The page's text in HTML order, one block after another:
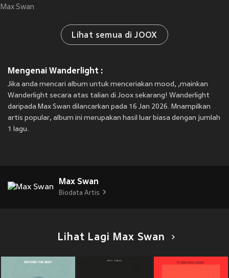
Max Swan
Lihat semua di JOOX
Mengenai Wanderlight :
Jika anda mencari album untuk menceriakan mood, ,mainkan
Wanderlight secara atas talian di Joox sekarang! Wanderlight
daripada Max Swan dilancarkan pada 16 Jan 2026. Mnampilkan
artis popular, album ini merupakan hasil luar biasa dengan jumlah
1 lagu.
Max Swan
Biodata Artis
Lihat Lagi Max Swan